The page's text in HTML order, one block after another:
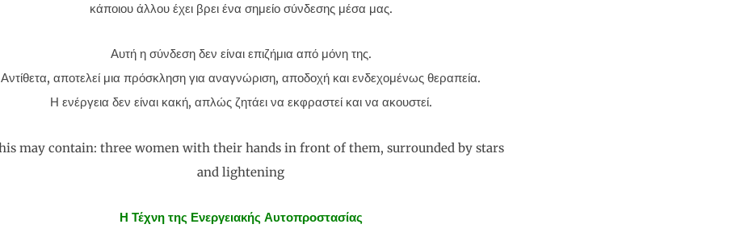
κάποιου άλλου έχει βρει ένα σημείο σύνδεσης μέσα μας.
Αυτή η σύνδεση δεν είναι επιζήμια από μόνη της.
Αντίθετα, αποτελεί μια πρόσκληση για αναγνώριση, αποδοχή και ενδεχομένως θεραπεία.
Η ενέργεια δεν είναι κακή, απλώς ζητάει να εκφραστεί και να ακουστεί.
Η Τέχνη της Ενεργειακής Αυτοπροστασίας